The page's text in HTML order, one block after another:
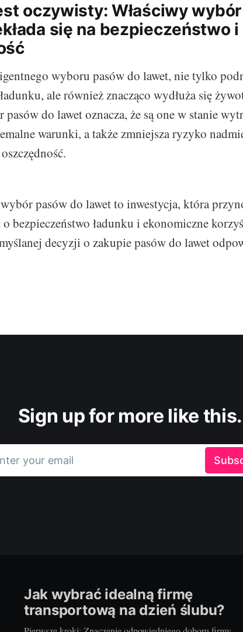
oczywisty: Właściwy
się na bezpieczeństwo i
wyboru pasów do lawet, nie tylko
ale również znacząco wydłuża się
do lawet oznacza, że są one w stanie
warunki, a także zmniejsza ryzyko
pasów do lawet to inwestycja, która
bezpieczeństwo ładunku i ekonomiczne
decyzji o zakupie pasów do lawet
Sign up for more like this.
your email
Jak wybrać idealną firmę
transportową na dzień ślubu?